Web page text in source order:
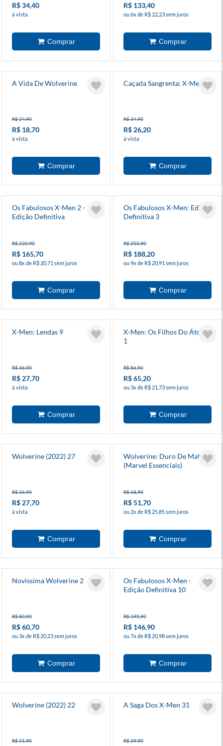
R$ 34,40
à vista
R$ 133,40
ou 6x de R$ 22,23 sem juros
A Vida De Wolverine
R$ 24,90
R$ 18,70
à vista
Caçada Sangrenta: X-Men
R$ 34,90
R$ 26,20
à vista
Os Fabulosos X-Men 2 -
Edição Definitiva
R$ 220,90
R$ 165,70
ou 8x de R$ 20,71 sem juros
Os Fabulosos X-Men: Edição
Definitiva 3
R$ 250,90
R$ 188,20
ou 9x de R$ 20,91 sem juros
X-Men: Lendas 9
R$ 36,90
R$ 27,70
à vista
X-Men: Os Filhos Do Átomo
1
R$ 86,90
R$ 65,20
ou 3x de R$ 21,73 sem juros
Wolverine (2022) 27
R$ 36,90
R$ 27,70
à vista
Wolverine: Duro De Matar
(Marvel Essenciais)
R$ 68,90
R$ 51,70
ou 2x de R$ 25,85 sem juros
Novíssima Wolverine 2
R$ 80,90
R$ 60,70
ou 3x de R$ 20,23 sem juros
Os Fabulosos X-Men -
Edição Definitiva 10
R$ 195,90
R$ 146,90
ou 7x de R$ 20,98 sem juros
Wolverine (2022) 22
R$ 31,90
A Saga Dos X-Men 31
R$ 39,90